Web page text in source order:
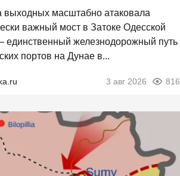
выходных масштабно атаковала
важный мост в Затоке Одесской
единственный железнодорожный путь
портов на Дунае в...
3 авг 2026 816